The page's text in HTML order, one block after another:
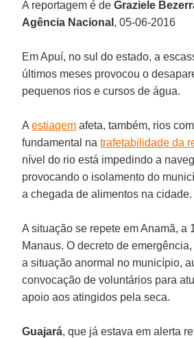
A reportagem é deGraziele
Agência Nacional , 05-06-2016
Em Apuí, no sul do estado, a
últimos meses provocou o
pequenos rios e cursos de água.
Aestiagem afeta, também, rios
fundamental natrafetabilidade da
nível do rio está impedindo a
provocando o isolamento do
a chegada de alimentos na cidade.
A situação se repete em Anamã, a
Manaus. O decreto de
a situação anormal no município,
convocação de voluntários para
apoio aos atingidos pela seca.
Guajará, que já estava em alerta